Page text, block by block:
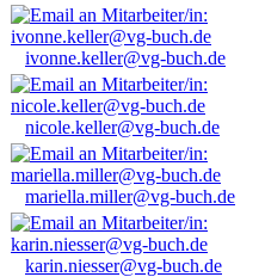
ivonne.keller@vg-buch.de
nicole.keller@vg-buch.de
mariella.miller@vg-buch.de
karin.niesser@vg-buch.de